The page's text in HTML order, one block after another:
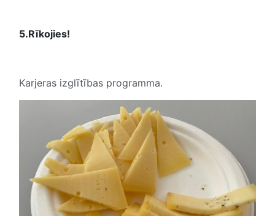
5.Rīkojies!
Karjeras izglītības programma.